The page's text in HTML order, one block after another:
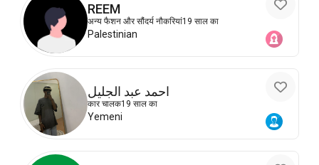
REEM
अन्य फैशन और सौंदर्य नौकरियां19 साल का
Palestinian
احمد عبد الجليل
कार चालक19 साल का
Yemeni